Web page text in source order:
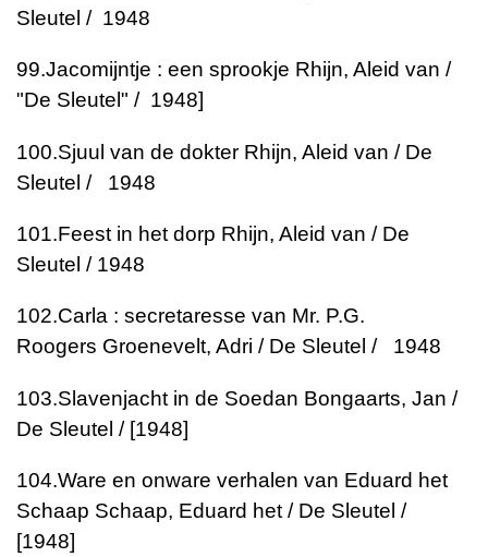
Sleutel / 1948
99.Jacomijntje : een sprookje Rhijn, Aleid van /
"De Sleutel" / 1948]
100.Sjuul van de dokter Rhijn, Aleid van / De
Sleutel / 1948
101.Feest in het dorp Rhijn, Aleid van / De
Sleutel / 1948
102.Carla : secretaresse van Mr. P.G.
Roogers Groenevelt, Adri / De Sleutel / 1948
103.Slavenjacht in de Soedan Bongaarts, Jan /
De Sleutel / [1948]
104.Ware en onware verhalen van Eduard het
Schaap Schaap, Eduard het / De Sleutel /
[1948]